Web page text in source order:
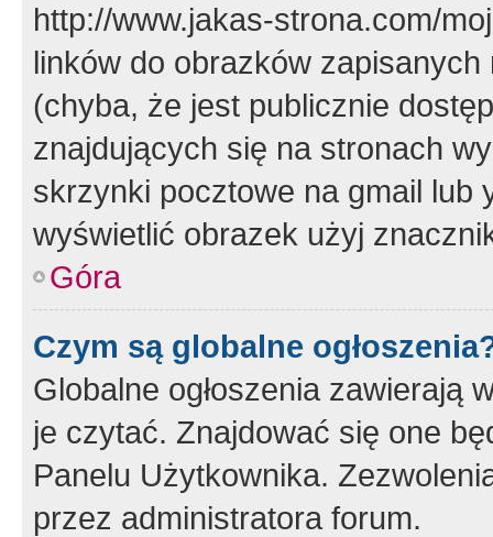
http://www.jakas-strona.com/
linków do obrazków
(chyba, że jest publicznie
znajdujących się na stronach
skrzynki pocztowe na gmail lub
wyświetlić obrazek użyj
Góra
Czym są globalne
Globalne ogłoszenia zawierają
je czytać. Znajdować się one
Panelu Użytkownika.
przez administratora forum.